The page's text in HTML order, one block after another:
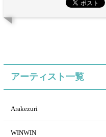
アーティスト一覧
Arakezuri
WINWIN